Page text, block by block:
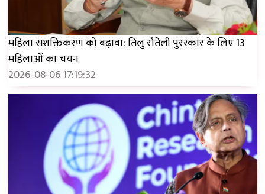
महिला सशक्तिकरण को बढ़ावा: तिलु रौतेली पुरस्कार के लिए 13
महिलाओं का चयन
2026-08-06 17:19:32